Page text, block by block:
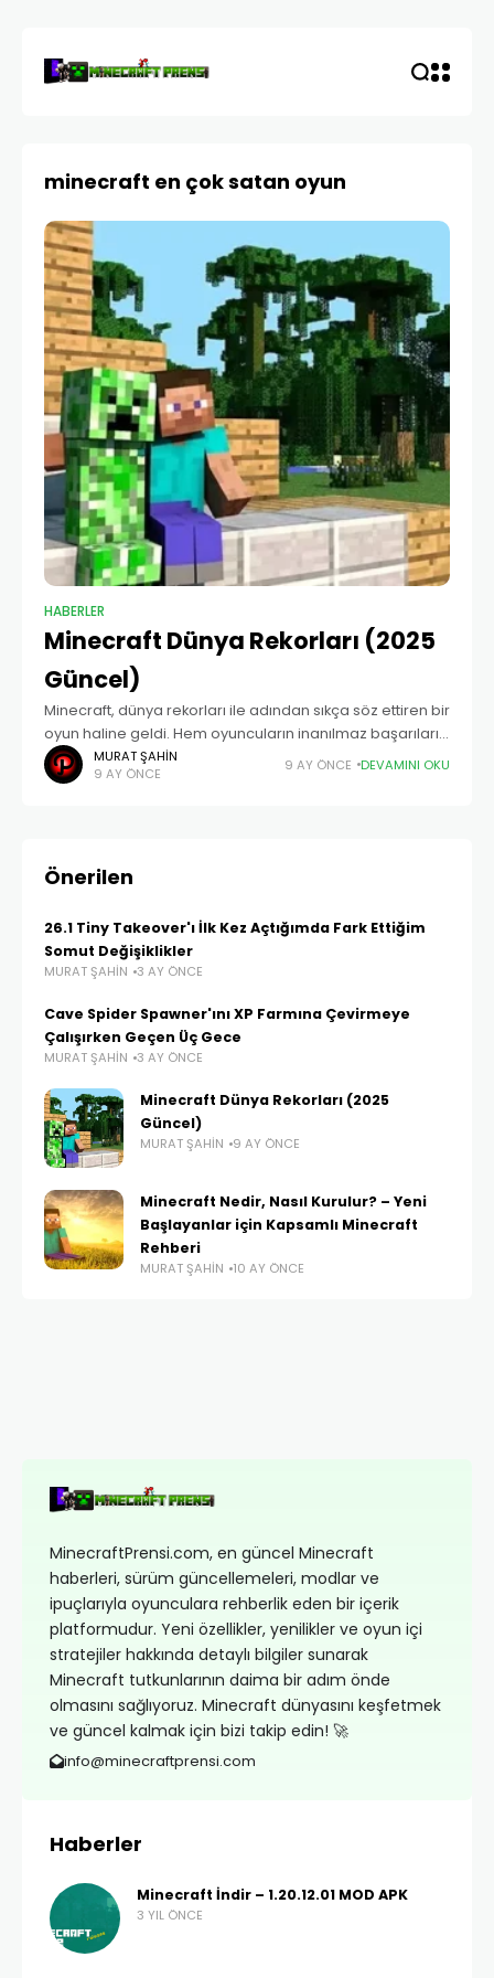
minecraft en çok satan oyun
HABERLER
Minecraft Dünya Rekorları (2025
Güncel)
Minecraft, dünya rekorları ile adından sıkça söz ettiren bir
oyun haline geldi. Hem oyuncuların inanılmaz başarıları
hem de oyunun kendi kırdığı rekorlar sayesinde
Guinness Rekorlar...
MURAT ŞAHIN
9 AY ÖNCE
9 AY ÖNCE DEVAMINI OKU
Önerilen
26.1 Tiny Takeover'ı İlk Kez Açtığımda Fark Ettiğim
Somut Değişiklikler
MURAT ŞAHIN 3 AY ÖNCE
Cave Spider Spawner'ını XP Farmına Çevirmeye
Çalışırken Geçen Üç Gece
MURAT ŞAHIN 3 AY ÖNCE
Minecraft Dünya Rekorları (2025
Güncel)
MURAT ŞAHIN 9 AY ÖNCE
Minecraft Nedir, Nasıl Kurulur? – Yeni
Başlayanlar için Kapsamlı Minecraft
Rehberi
MURAT ŞAHIN 10 AY ÖNCE
MinecraftPrensi.com, en güncel Minecraft
haberleri, sürüm güncellemeleri, modlar ve
ipuçlarıyla oyunculara rehberlik eden bir içerik
platformudur. Yeni özellikler, yenilikler ve oyun içi
stratejiler hakkında detaylı bilgiler sunarak
Minecraft tutkunlarının daima bir adım önde
olmasını sağlıyoruz. Minecraft dünyasını keşfetmek
ve güncel kalmak için bizi takip edin! 🚀
info@minecraftprensi.com
Haberler
Minecraft İndir – 1.20.12.01 MOD APK
3 YIL ÖNCE